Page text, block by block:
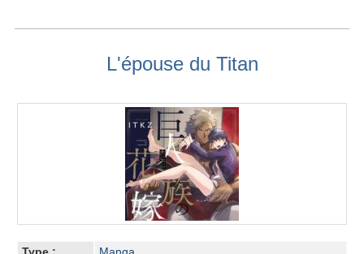
L'épouse du Titan